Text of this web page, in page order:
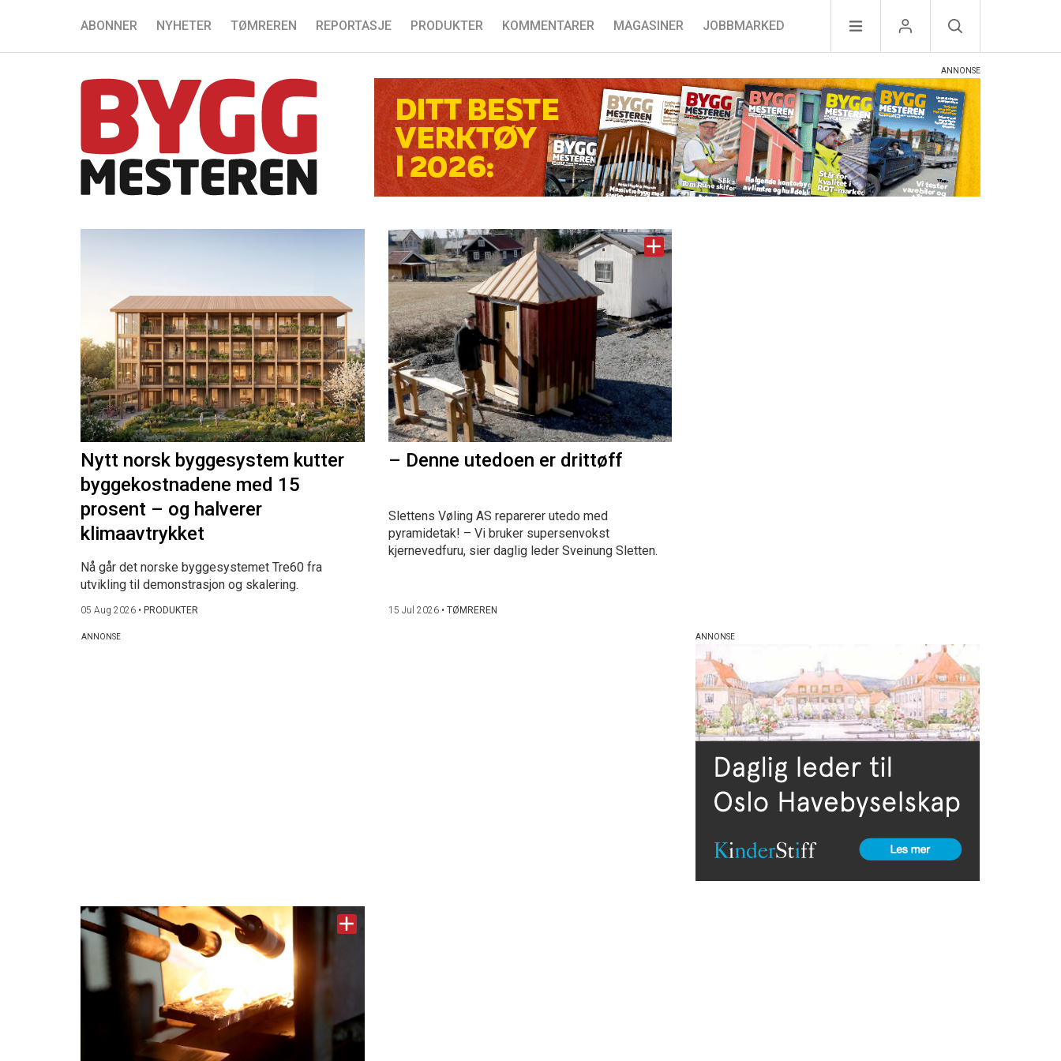
ABONNER NYHETER TØMREREN REPORTASJE PRODUKTER KOMMENTARER MAGASINER JOBBMARKED
Nytt norsk byggesystem kutter
byggekostnadene med 15
prosent – og halverer
klimaavtrykket
Nå går det norske byggesystemet Tre60 fra
utvikling til demonstrasjon og skalering.
05 Aug 2026 • PRODUKTER
– Denne utedoen er drittøff
Slettens Vøling AS reparerer utedo med
pyramidetak! – Vi bruker supersenvokst
kjernevedfuru, sier daglig leder Sveinung Sletten.
15 Jul 2026• TØMREREN